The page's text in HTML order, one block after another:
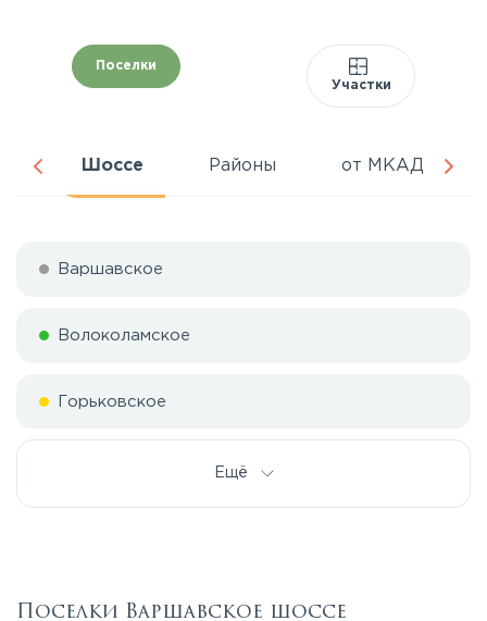
Поселки
Участки
Шоссе Районы от МКАД
Варшавское
Волоколамское
Горьковское
Калужское
Ещё
Поселки Варшавское шоссе